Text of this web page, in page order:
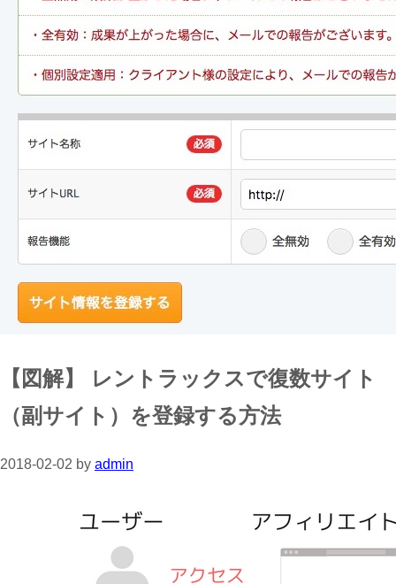
【図解】 レントラックスで復数サイト
（副サイト）を登録する方法
2018-02-02 by admin